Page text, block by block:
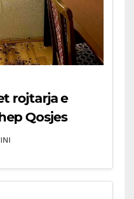
rojtarja e
Qosjes